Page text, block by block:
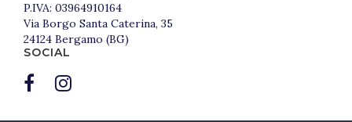
P.IVA: 03964910164
Via Borgo Santa Caterina, 35
24124 Bergamo (BG)
SOCIAL